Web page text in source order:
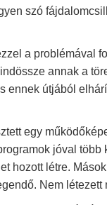
szó
a problémával
annak a
ennek útjából
egy
jóval
hozott létre.
Nem létezett